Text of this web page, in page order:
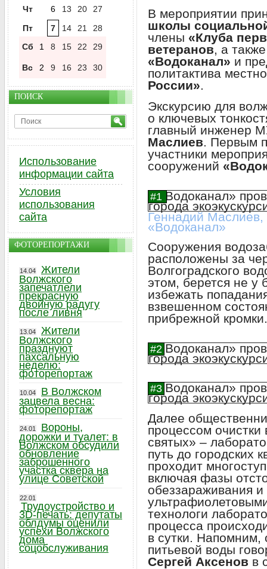
В мероприятии
школы
члены «Клуба
ветеранов, а
«Водоканал» и
политактива
России».
Экскурсию для
о ключевых
главный инженер
Маслиев. Первым
участники
сооружений
Геннадий
«Водоканал»
Сооружения
расположены за
Волгоградского
этом, берется не у
избежать
взвешенном
прибрежной кромки.
Далее
процессом очистки
святых» –
путь до городских
проходит
включая фазы
обеззараживания
технологи
процесса
в сутки. Напомним,
питьевой воды
Сергей Аксенов в
Чт 6 13 20
27
Пт
7 14 21
28
Сб
1 8 15 22 29
Вс 2 9 16 23 30
ПОИСК
Использование
информации сайта
Условия
использования
сайта
ФОТОРЕПОРТАЖИ
14.04
Жители
Волжского
запечатлели
прекрасную
двойную радугу
после ливня
13.04
Жители
Волжского
празднуют
пахсальную
неделю:
фоторепортаж
10.04
В Волжском
зацвела весна:
фоторепортаж
24.01
Вороны,
дорожки и туалет: в
Волжском обсудили
обновление
заброшенного
участка сквера на
улице Советской
22.01
Трудоустройство и
3D-печать: депутаты
облдумы оценили
успехи Волжского
дома
соцобслуживания